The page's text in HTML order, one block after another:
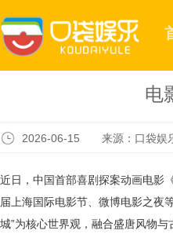
电
2026-06-15 来源：口袋娱
近日，中国首部喜剧探案动画电影
届上海国际电影节、微博电影之夜
城”为核心世界观，融合盛唐风物